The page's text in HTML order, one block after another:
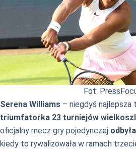
Fot.
Serena Williams – niegdyś najlepsza
triumfatorka 23 turniejów
oficjalny mecz gry pojedynczej
kiedy to rywalizowała w ramach